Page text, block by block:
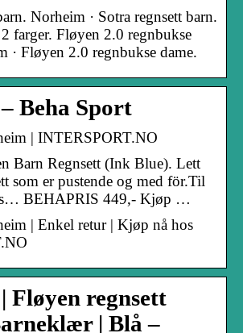
Norheim · Sotra regnsett barn.
farger. Fløyen 2.0 regnbukse
· Fløyen 2.0 regnbukse dame.
Beha Sport
| INTERSPORT.NO
Barn Regnsett (Ink Blue). Lett
som er pustende og med för.Til
BEHAPRIS 449,- Kjøp …
| Enkel retur | Kjøp nå hos
Fløyen regnsett
| Blå –